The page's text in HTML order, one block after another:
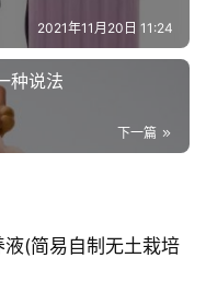
2021年11月20日 11:24
种说法
下一篇
(简易自制无土栽培